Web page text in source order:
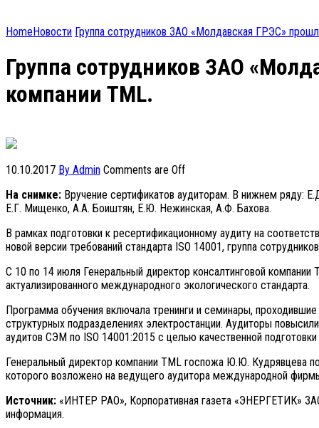
HomeНовости Группа сотрудников ЗАО «Молдавская ГРЭС»
Группа сотрудников ЗАО
компании ТМL.
10.10.2017 By Admin Comments are Off
На снимке: Вручение сертификатов аудиторам. В нижнем
Е.Г. Мищенко, А.А. Боиштян, Е.Ю. Нежинская, А.Ф. Бахова.
В рамках подготовки к ресертификационному аудиту на
новой версии требований стандарта ISO 14001, группа
С 10 по 14 июля Генеральный директор консалтинговой
актуализированного международного экологического стандарта.
Программа обучения включала тренинги и семинары,
структурных подразделениях электростанции. Аудиторы
аудитов СЭМ по ISO 14001:2015 с целью качественной
Генеральный директор компании TML госпожа Ю.Ю. Кудрявцева
которого возложено на ведущего аудитора международной
Источник: «ИНТЕР РАО», Корпоративная газета «ЭНЕРГЕТИК»
информация.